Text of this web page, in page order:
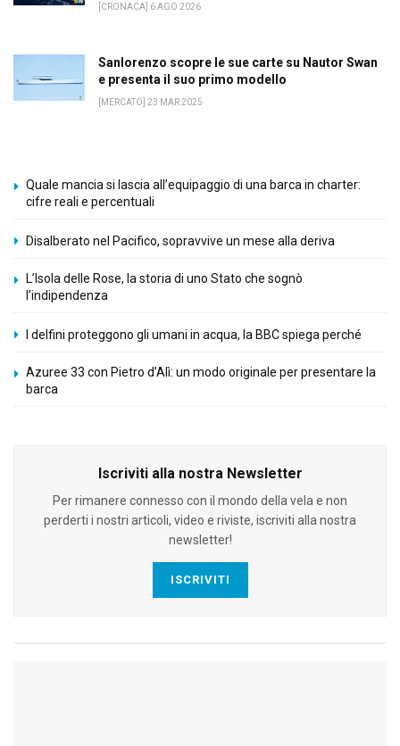
[CRONACA] 6 AGO 2026
Sanlorenzo scopre le sue carte su Nautor Swan
e presenta il suo primo modello
[MERCATO] 23 MAR 2025
Quale mancia si lascia all’equipaggio di una barca in charter:
cifre reali e percentuali
Disalberato nel Pacifico, sopravvive un mese alla deriva
L’Isola delle Rose, la storia di uno Stato che sognò
l’indipendenza
I delfini proteggono gli umani in acqua, la BBC spiega perché
Azuree 33 con Pietro d’Alì: un modo originale per presentare la
barca
Iscriviti alla nostra Newsletter
Per rimanere connesso con il mondo della vela e non
perderti i nostri articoli, video e riviste, iscriviti alla nostra
newsletter!
ISCRIVITI